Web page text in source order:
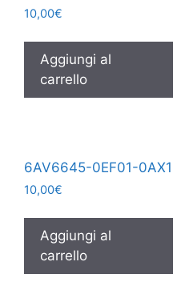
10,00€
Aggiungi al
carrello
6AV6645-0EF01-0AX1
10,00€
Aggiungi al
carrello